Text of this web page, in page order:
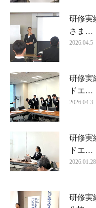
研修実
さま…
2026.04.5
研修実
ドエ…
2026.04.3
研修実
ドエ…
2026.01.28
研修実